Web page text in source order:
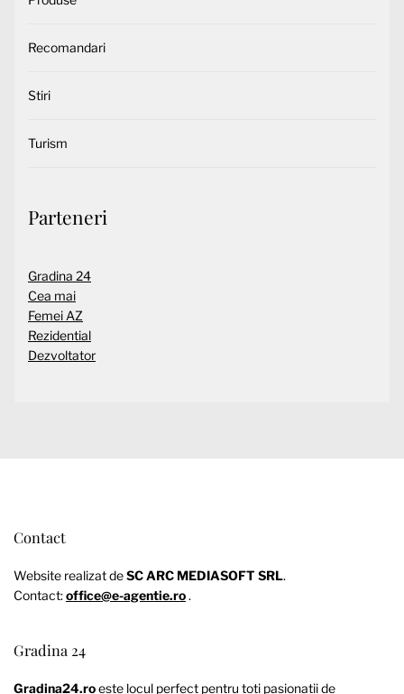
Recomandari
Stiri
Turism
Parteneri
Gradina 24
Cea mai
Femei AZ
Rezidential
Dezvoltator
Contact
Website realizat deSC ARC MEDIASOFT SRL.
Contact:office@e-agentie.ro.
Gradina 24
Gradina24.roeste locul perfect pentru toți pasionații de